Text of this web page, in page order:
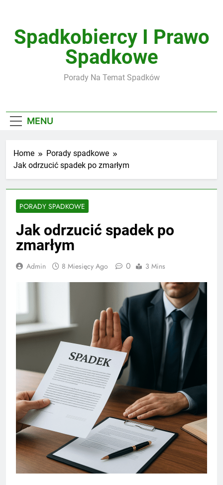
contentSpadkobiercy I Prawo
Spadkowe
Porady Na Temat Spadków
MENU
Home
Porady spadkowe
Jak odrzucić spadek po zmarłym
PORADY SPADKOWE
Jak odrzucić spadek po
zmarłym
Admin 8 Miesięcy Ago 0 3 Mins